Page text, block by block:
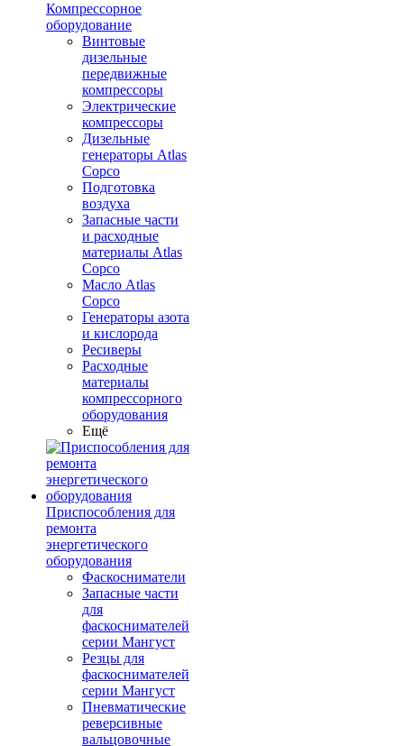
Компрессорное
оборудование
Винтовые
дизельные
передвижные
компрессоры
Электрические
компрессоры
Дизельные
генераторы Atlas
Copco
Подготовка
воздуха
Запасные части
и расходные
материалы Atlas
Copco
Масло Atlas
Copco
Генераторы азота
и кислорода
Ресиверы
Расходные
материалы
компрессорного
оборудования
Ещё
Приспособления для
ремонта
энергетического
оборудования
Фаскосниматели
Запасные части
для
фаскоснимателей
серии Мангуст
Резцы для
фаскоснимателей
серии Мангуст
Пневматические
реверсивные
вальцовочные